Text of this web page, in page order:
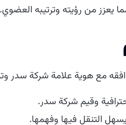
يعزز من رؤيته وترتيبه العضوي.
مع هوية علامة شركة سدر
وقيم شركة سدر.
التنقل فيها وفهمها.